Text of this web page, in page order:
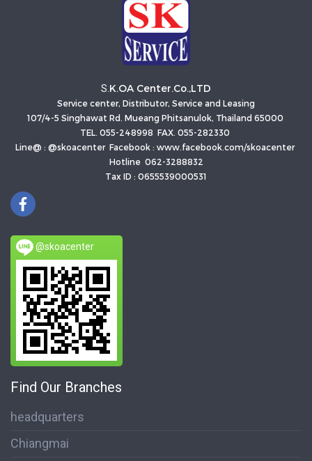
S. K.OA Center.Co.,LTD
Service center, Distributor, Service and Leasing
107/4-5 Singhawat Rd. Mueang Phitsanulok, Thailand 65000
TEL. 055-248998 FAX. 055-282330
Line@ : @skoacenter Facebook : www.facebook.com/skoacenter
Hotline 062-3288832
Tax ID : 0655539000531
@skoacenter
Find Our Branches
headquarters
Chiangmai